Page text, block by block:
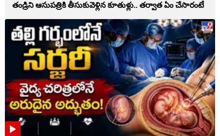
తండ్రిని ఆసుపత్రికి తీసుకువెళ్లిన కూతుళ్లు.. తర్వాత ఏం చేసారంటే